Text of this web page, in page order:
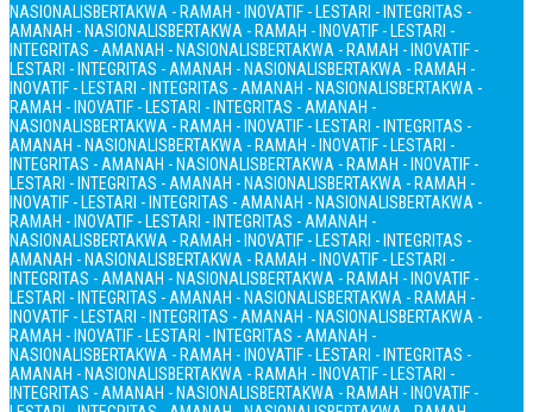
NASIONALISBERTAKWA - RAMAH - INOVATIF - LESTARI - INTEGRITAS -
AMANAH - NASIONALISBERTAKWA - RAMAH - INOVATIF - LESTARI -
INTEGRITAS - AMANAH - NASIONALISBERTAKWA - RAMAH - INOVATIF -
LESTARI - INTEGRITAS - AMANAH - NASIONALISBERTAKWA - RAMAH -
INOVATIF - LESTARI - INTEGRITAS - AMANAH - NASIONALISBERTAKWA -
RAMAH - INOVATIF - LESTARI - INTEGRITAS - AMANAH -
NASIONALISBERTAKWA - RAMAH - INOVATIF - LESTARI - INTEGRITAS -
AMANAH - NASIONALISBERTAKWA - RAMAH - INOVATIF - LESTARI -
INTEGRITAS - AMANAH - NASIONALISBERTAKWA - RAMAH - INOVATIF -
LESTARI - INTEGRITAS - AMANAH - NASIONALISBERTAKWA - RAMAH -
INOVATIF - LESTARI - INTEGRITAS - AMANAH - NASIONALISBERTAKWA -
RAMAH - INOVATIF - LESTARI - INTEGRITAS - AMANAH -
NASIONALISBERTAKWA - RAMAH - INOVATIF - LESTARI - INTEGRITAS -
AMANAH - NASIONALISBERTAKWA - RAMAH - INOVATIF - LESTARI -
INTEGRITAS - AMANAH - NASIONALISBERTAKWA - RAMAH - INOVATIF -
LESTARI - INTEGRITAS - AMANAH - NASIONALISBERTAKWA - RAMAH -
INOVATIF - LESTARI - INTEGRITAS - AMANAH - NASIONALISBERTAKWA -
RAMAH - INOVATIF - LESTARI - INTEGRITAS - AMANAH -
NASIONALISBERTAKWA - RAMAH - INOVATIF - LESTARI - INTEGRITAS -
AMANAH - NASIONALISBERTAKWA - RAMAH - INOVATIF - LESTARI -
INTEGRITAS - AMANAH - NASIONALISBERTAKWA - RAMAH - INOVATIF -